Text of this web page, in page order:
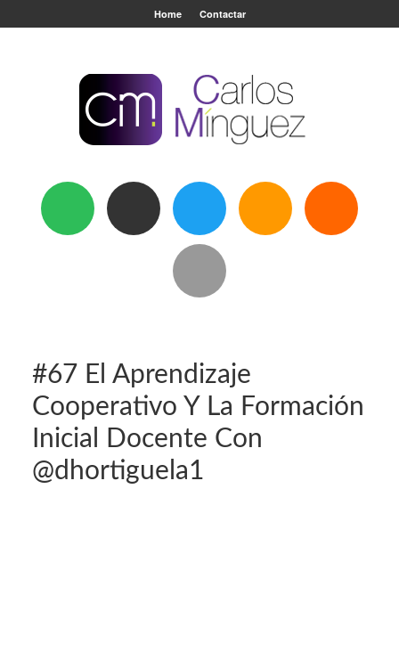
Home Contactar
#67 El Aprendizaje
Cooperativo Y La Formación
Inicial Docente Con
@dhortiguela1